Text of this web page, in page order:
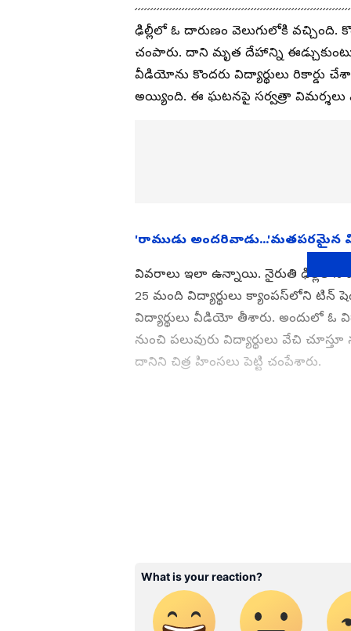
ఢిల్లీలో ఓ దారుణం వెలుగులోకి వచ్చింది.
చంపారు. దాని మృత దేహాన్ని
వీడియోను కొందరు విద్యార్థులు
అయ్యింది. ఈ ఘటనపై సర్వత్రా విమర్శలు
'రాముడు అందరివాడు...'మతపరమైన
వివరాలు ఇలా ఉన్నాయి. నైరుతి ఢిల్లీలోని
25 మంది విద్యార్థులు క్యాంపస్‌లోని టిన్
విద్యార్థులు వీడియో తీశారు. అందులో ఓ
నుంచి పలువురు విద్యార్థులు వేచి
దానిని చిత్ర హింసలు పెట్టి చంపేశారు.